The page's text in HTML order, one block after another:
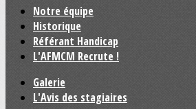
Notre équipe
Historique
Référant Handicap
L'AFMCM Recrute !
Galerie
L'Avis des stagiaires